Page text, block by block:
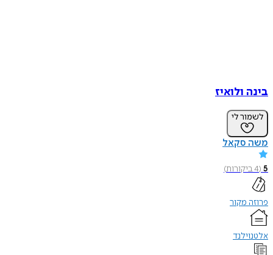
בינה ולואיז
לשמור לי
משה סקאל
5
(
4ביקורות)
פרוזה מקור
אלטנוילנד